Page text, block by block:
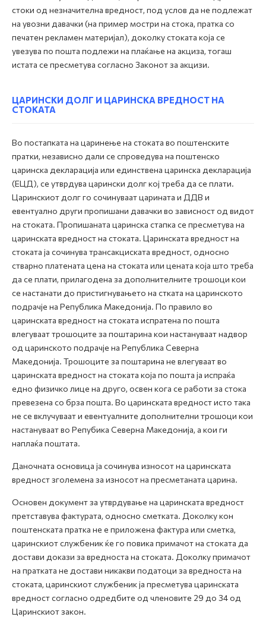
стоки од незначителна вредност, под услов да не подлежат
на увозни давачки (на пример мостри на стока, пратка со
печатен рекламен материјал), доколку стоката која се
увезува по пошта подлежи на плаќање на акциза, тогаш
истата се пресметува согласно Законот за акцизи.
ЦАРИНСКИ ДОЛГ И ЦАРИНСКА ВРЕДНОСТ НА
СТОКАТА
Во постапката на царинење на стоката во поштенските
пратки, независно дали се спроведува на поштенско
царинска декларација или единствена царинска декларација
(ЕЦД), се утврдува царински долг кој треба да се плати.
Царинскиот долг го сочинуваат царината и ДДВ и
евентуално други пропишани давачки во зависност од видот
на стоката. Пропишаната царинска стапка се пресметува на
царинската вредност на стоката. Царинската вредност на
стоката ја сочинува трансакциската вредност, односно
стварно платената цена на стоката или цената која што треба
да се плати, прилагодена за дополнителните трошоци кои
се настанати до пристигнувањето на стката на царинското
подрачје на Република Македонија. По правило во
царинската вредност на стоката испратена по пошта
влегуваат трошоците за поштарина кои настануваат надвор
од царинското подрачје на Република Северна
Македонија. Трошоците за поштарина не влегуваат во
царинската вредност на стоката која по пошта ја испраќа
едно физичко лице на друго, освен кога се работи за стока
превезена со брза пошта. Во царинската вредност исто така
не се вклучуваат и евентуалните дополнителни трошоци кои
настануваат во Репубика Северна Македонија, а кои ги
наплаќа поштата.
Даночната основица ја сочинува износот на царинската
вредност зголемена за износот на пресметаната царина.
Основен документ за утврдување на царинската вредност
претставува фактурата, односно сметката. Доколку кон
поштенската пратка не е приложена фактура или сметка,
царинскиот службеник ќе го повика примачот на стоката да
достави докази за вредноста на стоката. Доколку примачот
на пратката не достави никакви податоци за вредноста на
стоката, царинскиот службеник ја пресметува царинската
вредност согласно одредбите од членовите 29 до 34 од
Царинскиот закон.